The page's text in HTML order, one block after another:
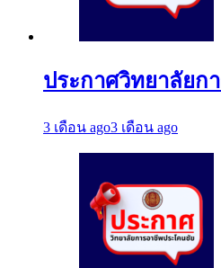
ประกาศวิทยาลัยก
3 เดือน ago3 เดือน ago